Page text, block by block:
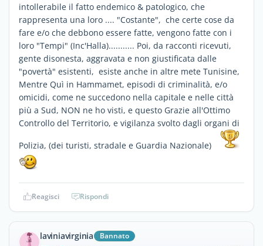
intollerabile il fatto endemico & patologico, che
rappresenta una loro .... "Costante", che certe cose da
fare e/o che debbono essere fatte, vengono fatte con i
loro "Tempi" (Inc'Halla)........... Poi, da racconti ricevuti,
gente disonesta, aggravata e non giustificata dalle
"povertà" esistenti, esiste anche in altre mete Tunisine,
Mentre Quì in Hammamet, episodi di criminalità, e/o
omicidi, come ne succedono nella capitale e nelle città
più a Sud, NON ne ho visti, e questo Grazie all'Ottimo
Controllo del Territorio, e vigilanza svolto dagli organi di
Polizia, (dei turisti, stradale e Guardia Nazionale)
Reagisci Rispondi
laviniavirginia Bannato